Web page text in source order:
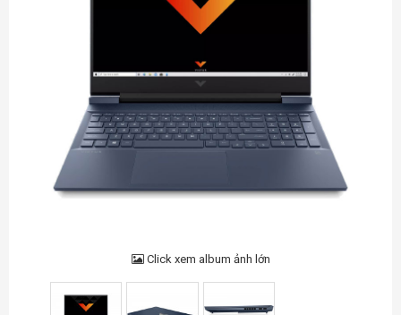
Click xem album ảnh lớn